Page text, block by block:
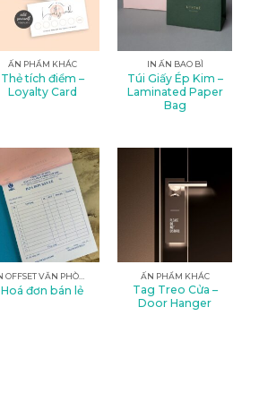
ẤN PHẨM KHÁC
Thẻ tích điểm –
Loyalty Card
IN ẤN BAO BÌ
Túi Giấy Ép Kim –
Laminated Paper
Bag
IN OFFSET VĂN PHÒNG
Hoá đơn bán lẻ
ẤN PHẨM KHÁC
Tag Treo Cửa –
Door Hanger